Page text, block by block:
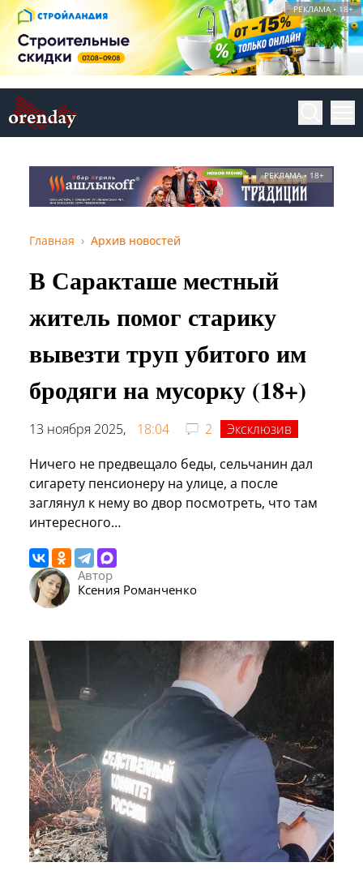
РЕКЛАМА • 18+
РЕКЛАМА • 18+
Главная Архив новостей
В Саракташе местный
житель помог старику
вывезти труп убитого им
бродяги на мусорку (18+)
13 ноября 2025, 18:04 2
Эксклюзив
Ничего не предвещало беды, сельчанин дал
сигарету пенсионеру на улице, а после
заглянул к нему во двор посмотреть, что там
интересного…
Автор
Ксения Романченко